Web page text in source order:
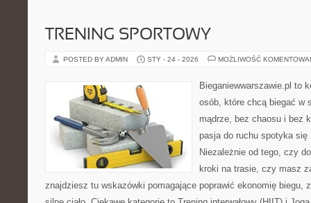
TRENING SPORTOWY
POSTED BY ADMIN STY - 24 - 2026 MOŻLIWOŚĆ
Bieganiewwarszawie.pl to
osób, które chcą biegać w
mądrze, bez chaosu i bez
pasja do ruchu spotyka
Niezależnie od tego, czy
kroki na trasie, czy masz
znajdziesz tu wskazówki pomagające poprawić ekonomię biegu,